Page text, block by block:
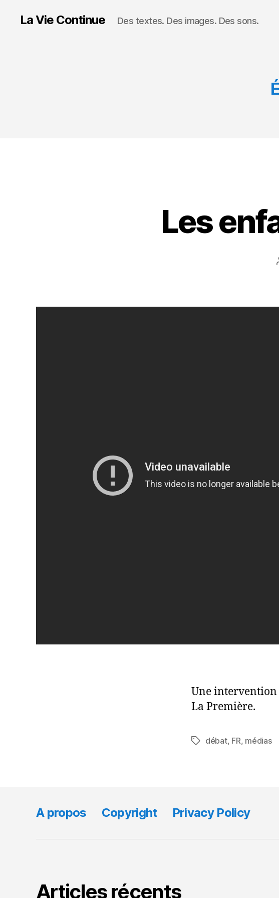
La Vie Continue Des textes. Des images. Des sons.
Les
Une intervention
La Première.
Tagsdébat, FR, médias
A propos Copyright Privacy Policy
Articles récents